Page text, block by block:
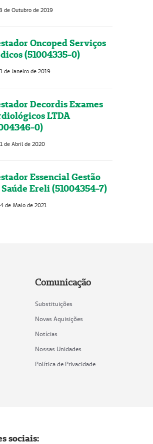
de Outubro de 2019
Oncoped Serviços
(51004335-0)
de Janeiro de 2019
Decordis Exames
LTDA
0)
de Abril de 2020
Essencial Gestão
Ereli (51004354-7)
de Maio de 2021
Comunicação
Substituições
Novas Aquisições
Notícias
Nossas Unidades
Política de Privacidade
sociais: